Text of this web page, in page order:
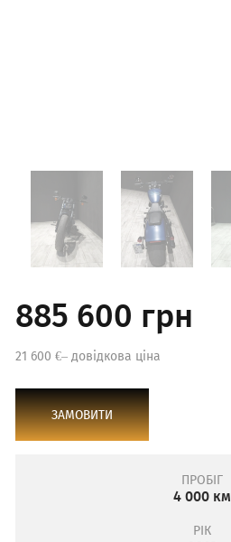
ПРОБІГ
4 000 км
РІК
885 600 грн
21 600 €– довідкова ціна
ЗАМОВИТИ